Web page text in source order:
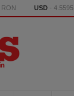
RON USD -